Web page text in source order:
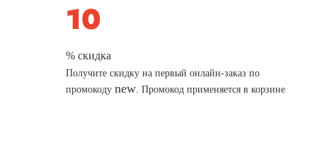
% скидка
Получите скидку на первый онлайн-заказ по
промокодуnew. Промокод применяется в корзине